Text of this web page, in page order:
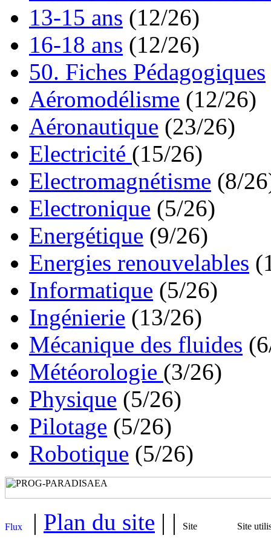
13-15 ans (12/26)
16-18 ans (12/26)
50. Fiches Pédagogiques
Aéromodélisme (12/26)
Aéronautique (23/26)
Electricité (15/26)
Electromagnétisme (8/
Electronique (5/26)
Energétique (9/26)
Energies renouvelables
Informatique (5/26)
Ingénierie (13/26)
Mécanique des fluides
Météorologie (3/26)
Physique (5/26)
Pilotage (5/26)
Robotique (5/26)
| Plan du site | |